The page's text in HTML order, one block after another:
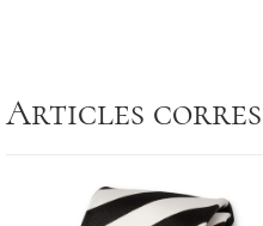
Articles